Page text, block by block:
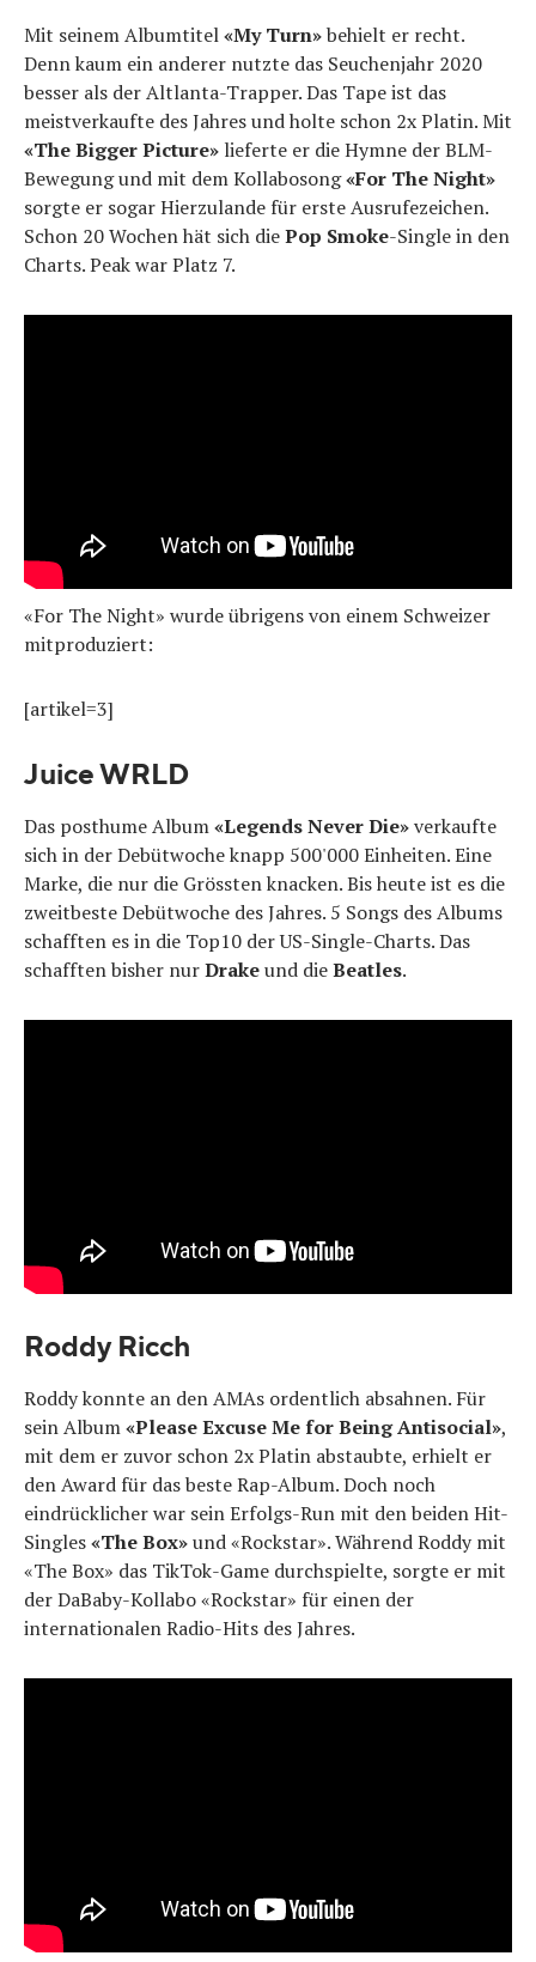
Mit seinem Albumtitel«My Turn»behielt er recht.
Denn kaum ein anderer nutzte das Seuchenjahr 2020
besser als der Altlanta-Trapper. Das Tape ist das
meistverkaufte des Jahres und holte schon 2x Platin. Mit
«The Bigger Picture» lieferte er die Hymne der BLM-
Bewegung und mit dem Kollabosong«For The Night»
sorgte er sogar Hierzulande für erste Ausrufezeichen.
Schon 20 Wochen hät sich diePop Smoke-Single in den
Charts. Peak war Platz 7.
«For The Night» wurde übrigens von einem Schweizer
mitproduziert:
[artikel=3]
Juice WRLD
Das posthume Album«Legends Never Die»verkaufte
sich in der Debütwoche knapp 500'000 Einheiten. Eine
Marke, die nur die Grössten knacken. Bis heute ist es die
zweitbeste Debütwoche des Jahres. 5 Songs des Albums
schafften es in die Top10 der US-Single-Charts. Das
schafften bisher nurDrakeund dieBeatles.
Roddy Ricch
Roddy konnte an den AMAs ordentlich absahnen. Für
sein Album«Please Excuse Me for Being Antisocial»,
mit dem er zuvor schon 2x Platin abstaubte, erhielt er
den Award für das beste Rap-Album. Doch noch
eindrücklicher war sein Erfolgs-Run mit den beiden Hit-
Singles«The Box»und «Rockstar». Während Roddy mit
«The Box» das TikTok-Game durchspielte, sorgte er mit
der DaBaby-Kollabo «Rockstar» für einen der
internationalen Radio-Hits des Jahres.